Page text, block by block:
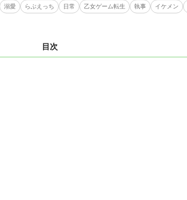
溺愛 らぶえっち 日常 乙女ゲーム転生 執事 イケメン
目次